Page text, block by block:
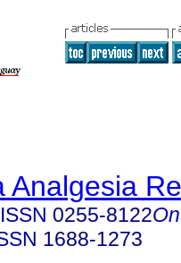
Analgesia
ISSN 0255-8122
1688-1273